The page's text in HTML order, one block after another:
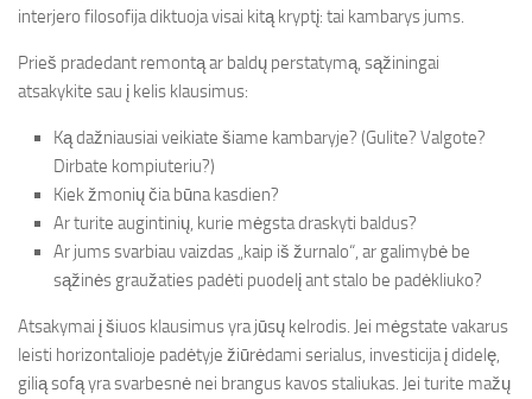
interjero filosofija diktuoja visai kitą kryptį: tai kambarys jums.
Prieš pradedant remontą ar baldų perstatymą, sąžiningai
atsakykite sau į kelis klausimus:
Ką dažniausiai veikiate šiame kambaryje? (Gulite? Valgote?
Dirbate kompiuteriu?)
Kiek žmonių čia būna kasdien?
Ar turite augintinių, kurie mėgsta draskyti baldus?
Ar jums svarbiau vaizdas „kaip iš žurnalo“, ar galimybė be
sąžinės graužaties padėti puodelį ant stalo be padėkliuko?
Atsakymai į šiuos klausimus yra jūsų kelrodis. Jei mėgstate vakarus
leisti horizontalioje padėtyje žiūrėdami serialus, investicija į didelę,
gilią sofą yra svarbesnė nei brangus kavos staliukas. Jei turite mažų